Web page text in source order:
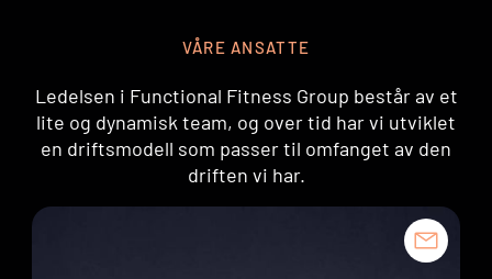
VÅRE ANSATTE
Ledelsen i Functional Fitness Group består av et
lite og dynamisk team, og over tid har vi utviklet
en driftsmodell som passer til omfanget av den
driften vi har.